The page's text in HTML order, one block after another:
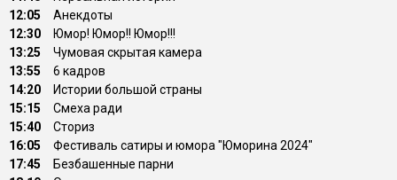
12:05
Анекдоты
12:30
Юмор! Юмор!! Юмор!!!
13:25
Чумовая скрытая камера
13:55
6 кадров
14:20
Истории большой страны
15:15
Смеха ради
15:40
Сториз
16:05
Фестиваль сатиры и юмора "Юморина 2024"
17:45
Безбашенные парни